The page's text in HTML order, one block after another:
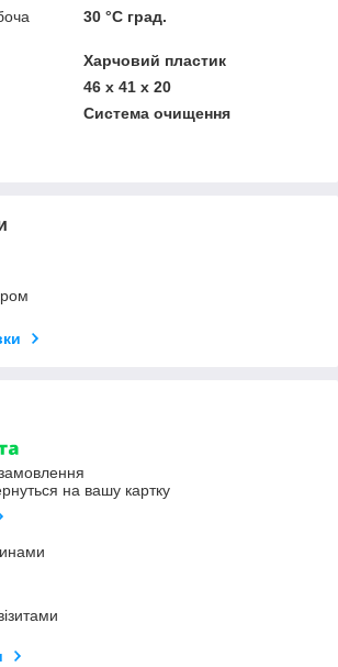
30 °C град.
Харчовий пластик
46 х 41 х 20
Система очищення
на вашу картку